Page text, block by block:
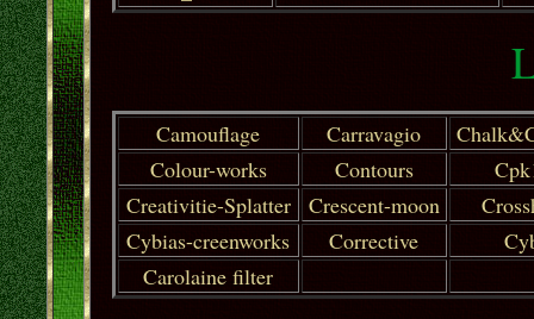
Camouflage Carravagio
Colour-works
Contours
Creativitie-Splatter
Crescent-moon
Cybias-creenworks
Corrective
Carolaine filter